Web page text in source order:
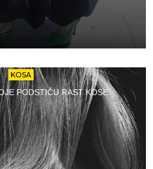
KOSA
PODSTIČU RAST KOSE